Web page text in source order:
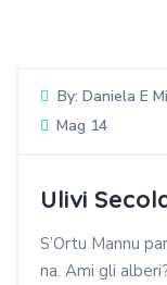
By: Daniela E
Mag 14
Ulivi
S’Ortu Mannu
na. Ami gli